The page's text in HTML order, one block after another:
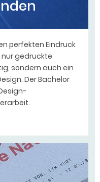
perfekten Eindruck
gedruckte
sondern auch ein
Der Bachelor